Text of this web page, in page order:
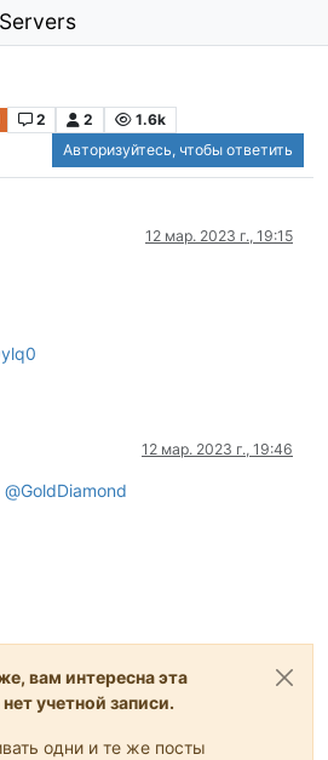
2 2
1.6k
Авторизуйтесь, чтобы ответить
12 мар. 2023 г., 19:15
12 мар. 2023 г., 19:46
@GoldDiamond
вам интересна эта
учетной записи.
одни и те же посты